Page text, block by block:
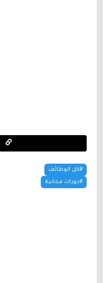
#كل الوظائف
#دورات مجانية